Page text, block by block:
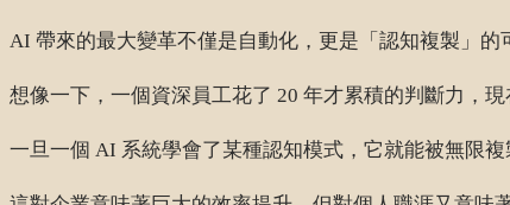
AI 帶來的最大變革不僅是自動化，更是「認知複製」的
想像一下，一個資深員工花了 20 年才累積的判斷力，
一旦一個 AI 系統學會了某種認知模式，它就能被無限